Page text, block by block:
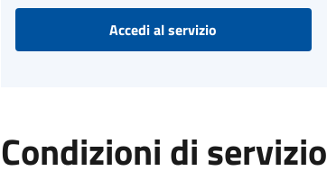
Accedi al servizio
Condizioni di servizio